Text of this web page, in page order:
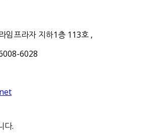
임프라자 지하1층 113호 ,
6028
다.